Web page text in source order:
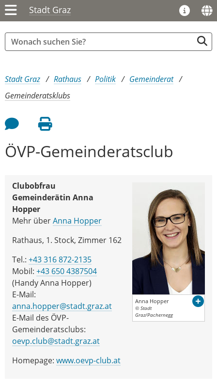
Stadt Graz
Sie sind hier:
Stadt Graz Rathaus Politik
Gemeinderat
Gemeinderatsklubs
Feedback an Autor
Seite drucken
ÖVP-Gemeinderatsclub
Anna Hopper
© Stadt
Graz/Pachernegg
Clubobfrau
Gemeinderätin Anna
Hopper
Mehr überAnna Hopper
Rathaus, 1. Stock, Zimmer 162
Tel.: +43 316 872-2135
Mobil: +43 650 4387504
(Handy Anna Hopper)
E-Mail:
anna.hopper@stadt.graz.at
E-Mail des ÖVP-
Gemeinderatsclubs:
oevp.club@stadt.graz.at
Homepage: www.oevp-club.at